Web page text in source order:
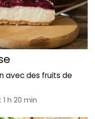
avec des fruits de
h 20 min